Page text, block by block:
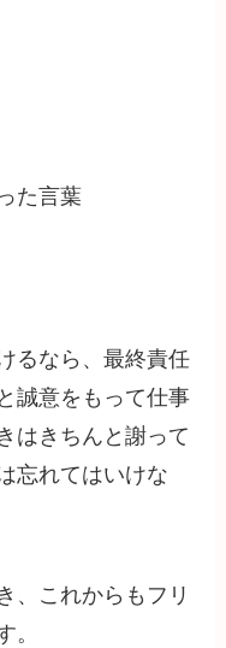
た言葉
るなら、最終責任
誠意をもって仕事
はきちんと謝って
忘れてはいけな
、これからもフリ
。